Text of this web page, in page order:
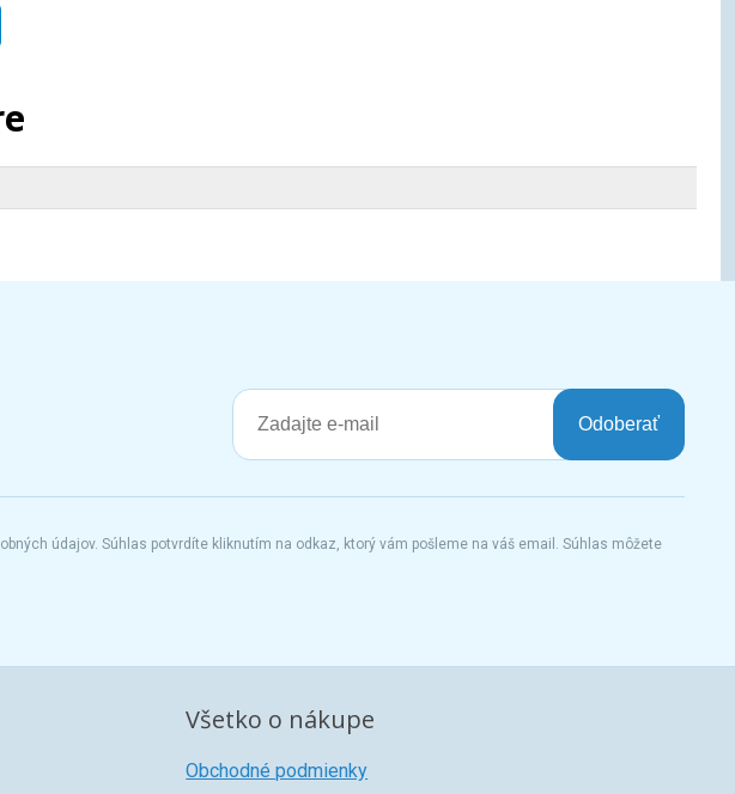
Odoberať
údajov. Súhlas potvrdíte kliknutím na odkaz, ktorý vám pošleme na váš email. Súhlas môžete
Všetko o nákupe
Obchodné podmienky